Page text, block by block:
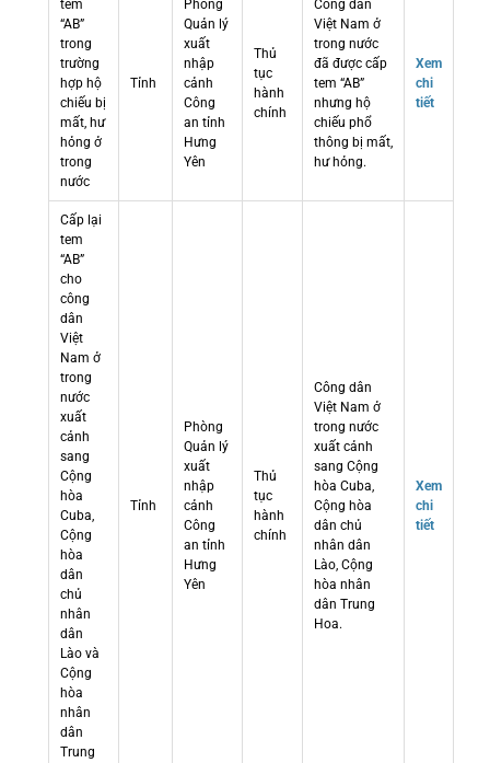
tem
“AB”
trong
trường
hợp hộ
chiếu bị
mất, hư
hỏng ở
trong
nước
Tỉnh
Phòng
Quản lý
xuất
nhập
cảnh
Công
an tỉnh
Hưng
Yên
Thủ
tục
hành
chính
Công dân
Việt Nam ở
trong nước
đã được cấp
tem “AB”
nhưng hộ
chiếu phổ
thông bị mất,
hư hỏng.
Xem
chi
tiết
Cấp lại
tem
“AB”
cho
công
dân
Việt
Nam ở
trong
nước
xuất
cảnh
sang
Cộng
hòa
Cuba,
Cộng
hòa
dân
chủ
nhân
dân
Lào và
Cộng
hòa
nhân
dân
Trung
Tỉnh
Phòng
Quản lý
xuất
nhập
cảnh
Công
an tỉnh
Hưng
Yên
Thủ
tục
hành
chính
Công dân
Việt Nam ở
trong nước
xuất cảnh
sang Cộng
hòa Cuba,
Cộng hòa
dân chủ
nhân dân
Lào, Cộng
hòa nhân
dân Trung
Hoa.
Xem
chi
tiết